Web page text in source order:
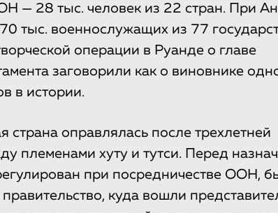
— 28 тыс. человек из 22 стран. При
тыс. военнослужащих из 77
операции в Руанде о главе
заговорили как о виновнике
в истории.
страна оправлялась после трехлетней
племенами хуту и тутси. Перед
при посредничестве ООН,
куда вошли